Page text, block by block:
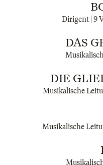
Dirigent | 9
DAS
DIE
Musikalische
Musikalische